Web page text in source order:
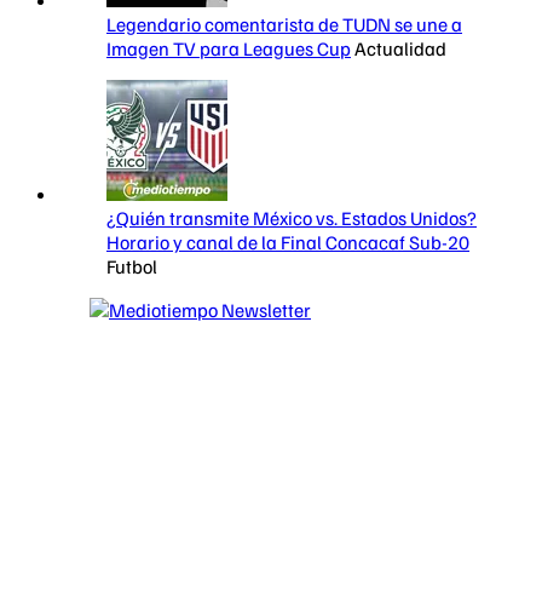
Legendario comentarista de TUDN se une a
Imagen TV para Leagues CupActualidad
¿Quién transmite México vs. Estados Unidos?
Horario y canal de la Final Concacaf Sub-20
Futbol